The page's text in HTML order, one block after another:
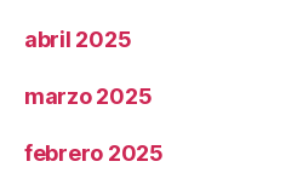
abril 2025
marzo 2025
febrero 2025